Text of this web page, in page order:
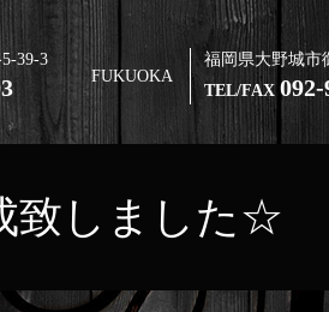
39-3
FUKUOKA
福岡県大野城市
TEL/FAX 092-
致しました☆